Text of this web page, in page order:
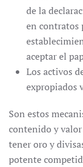
de la
en contratos
aceptar el
Los activos
expropiados
Son estos
contenido y
tener oro y
potente